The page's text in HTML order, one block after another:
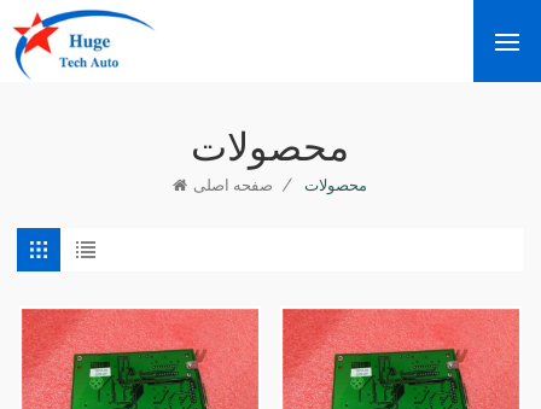
محصولات
صفحه اصلی / محصولات